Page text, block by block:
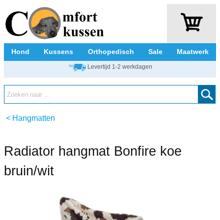
Hond Kussens Orthopedisch Sale Maatwerk
Levertijd 1-2 werkdagen
< Hangmatten
Radiator hangmat Bonfire koe
bruin/wit